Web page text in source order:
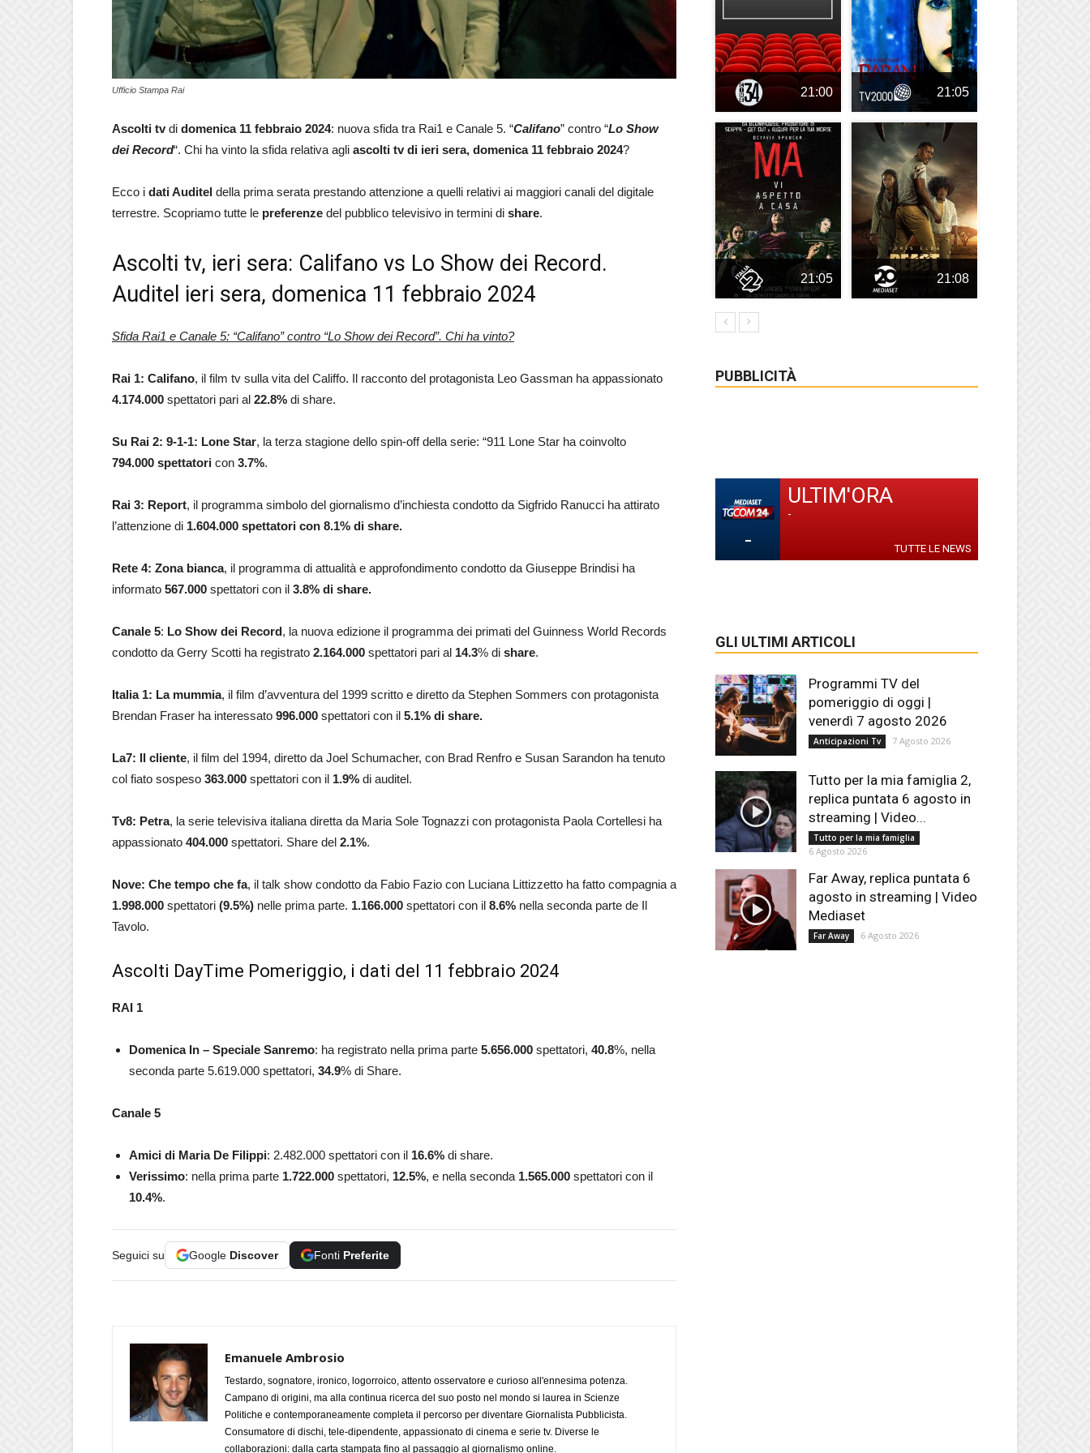
Ufficio Stampa Rai
Ascolti tvdi domenica 11 febbraio 2024: nuova sfida tra Rai1 e Canale 5. “Califano” contro “Lo Show
dei Record“. Chi ha vinto la sfida relativa agli ascolti tv di ieri sera, domenica 11 febbraio 2024?
Ecco i dati Auditel della prima serata prestando attenzione a quelli relativi ai maggiori canali del digitale
terrestre. Scopriamo tutte le preferenze del pubblico televisivo in termini di share.
Ascolti tv, ieri sera: Califano vs Lo Show dei Record.
Auditel ieri sera, domenica 11 febbraio 2024
Sfida Rai1 e Canale 5: “Califano” contro “Lo Show dei Record”. Chi ha vinto?
Rai 1: Califano, il film tv sulla vita del Califfo. Il racconto del protagonista Leo Gassman ha appassionato
4.174.000 spettatori pari al 22.8% di share.
Su Rai 2: 9-1-1: Lone Star, la terza stagione dello spin-off della serie: “911 Lone Star ha coinvolto
794.000 spettatori con 3.7%.
Rai 3: Report, il programma simbolo del giornalismo d’inchiesta condotto da Sigfrido Ranucci ha attirato
l’attenzione di 1.604.000 spettatori con 8.1% di share.
Rete 4: Zona bianca, il programma di attualità e approfondimento condotto da Giuseppe Brindisi ha
informato 567.000 spettatori con il 3.8% di share.
Canale 5: Lo Show dei Record, la nuova edizione il programma dei primati del Guinness World Records
condotto da Gerry Scotti ha registrato 2.164.000 spettatori pari al 14.3% di share.
Italia 1: La mummia, il film d’avventura del 1999 scritto e diretto da Stephen Sommers con protagonista
Brendan Fraser ha interessato 996.000 spettatori con il 5.1% di share.
La7: Il cliente, il film del 1994, diretto da Joel Schumacher, con Brad Renfro e Susan Sarandon ha tenuto
col fiato sospeso 363.000 spettatori con il 1.9% di auditel.
Tv8: Petra, la serie televisiva italiana diretta da Maria Sole Tognazzi con protagonista Paola Cortellesi ha
appassionato 404.000 spettatori. Share del 2.1%.
Nove: Che tempo che fa, il talk show condotto da Fabio Fazio con Luciana Littizzetto ha fatto compagnia a
1.998.000 spettatori (9.5%) nelle prima parte. 1.166.000 spettatori con il 8.6% nella seconda parte de Il
Tavolo.
Ascolti DayTime Pomeriggio, i dati del 11 febbraio 2024
RAI 1
Domenica In – Speciale Sanremo: ha registrato nella prima parte 5.656.000 spettatori, 40.8%, nella
seconda parte 5.619.000 spettatori, 34.9% di Share.
Canale 5
Amici di Maria De Filippi: 2.482.000 spettatori con il 16.6% di share.
Verissimo: nella prima parte 1.722.000 spettatori, 12.5%, e nella seconda 1.565.000 spettatori con il
10.4%.
Seguici su Google Discover Fonti Preferite
Emanuele Ambrosio
Testardo, sognatore, ironico, logorroico, attento osservatore e curioso all'ennesima potenza.
Campano di origini, ma alla continua ricerca del suo posto nel mondo si laurea in Scienze
Politiche e contemporaneamente completa il percorso per diventare Giornalista Pubblicista.
Consumatore di dischi, tele-dipendente, appassionato di cinema e serie tv. Diverse le
collaborazioni: dalla carta stampata fino al passaggio al giornalismo online.
21:00 21:05
21:05 21:08
PUBBLICITÀ
-
ULTIM'ORA
-
TUTTE LE NEWS
GLI ULTIMI ARTICOLI
Programmi TV del
pomeriggio di oggi |
venerdì 7 agosto 2026
Anticipazioni Tv 7 Agosto 2026
Tutto per la mia famiglia 2,
replica puntata 6 agosto in
streaming | Video...
Tutto per la mia famiglia
6 Agosto 2026
Far Away, replica puntata 6
agosto in streaming | Video
Mediaset
Far Away 6 Agosto 2026